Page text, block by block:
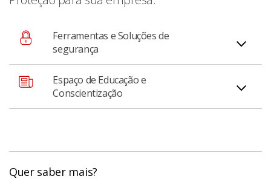
Ferramentas e Soluções de
segurança
Acesse as principais funcionalidades de proteção da
conta e do aplicativo em um só lugar;
Espaço de Educação e
Conscientização
Quer saber mais?